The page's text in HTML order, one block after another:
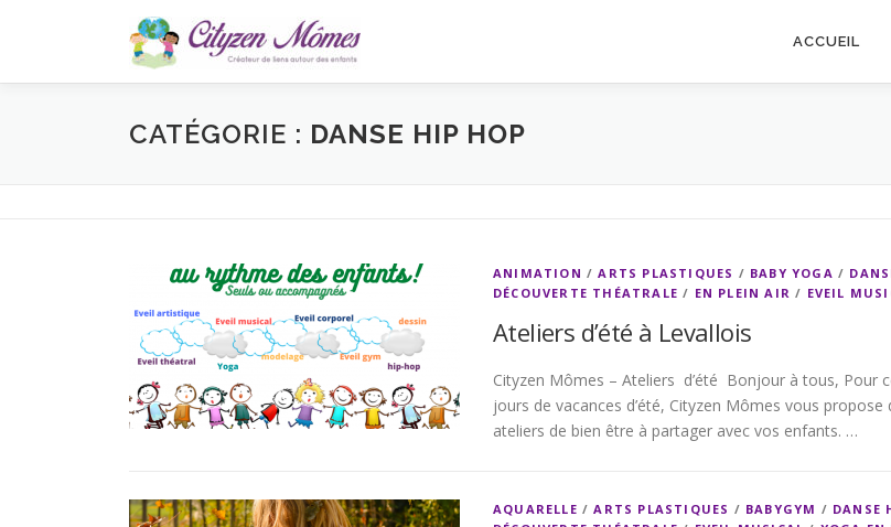
ACCUEIL
CATÉGORIE : DANSE HIP HOP
ANIMATION /ARTS PLASTIQUES / BABY YOGA /
DÉCOUVERTE THÉATRALE / EN PLEIN AIR / EVEIL
Ateliers d’été à Levallois
Cityzen Mômes – Ateliers d’été Bonjour à tous, Pour
jours de vacances d’été, Cityzen Mômes vous propose
ateliers de bien être à partager avec vos enfants. …
AQUARELLE /ARTS PLASTIQUES / BABYGYM / DANSE